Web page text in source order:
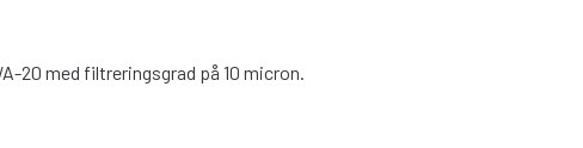
20 med filtreringsgrad på 10 micron.